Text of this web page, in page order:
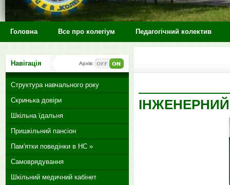
Головна Все про колегіум Педагогічний колектив
Навігація Архів:
Структура навчального року
Скринька довіри
Шкільна їдальня
Пришкільний пансіон
Пам'ятки поведінки в НС »
Самоврядування
Шкільний медичний кабінет